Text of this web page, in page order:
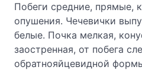
Побеги средние, прямые,
опушения. Чечевички
белые. Почка мелкая,
заостренная, от побега
обратнояйцевидной